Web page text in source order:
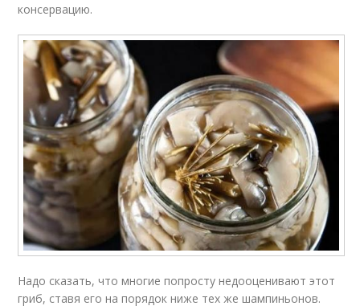
консервацию.
Надо сказать, что многие попросту недооценивают этот
гриб, ставя его на порядок ниже тех же шампиньонов.